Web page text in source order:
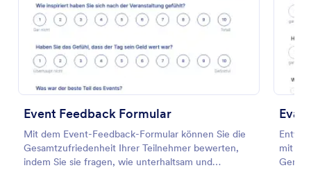
Event Feedback Formular
Mit dem Event-Feedback-Formular können Sie die
Gesamtzufriedenheit Ihrer Teilnehmer bewerten,
indem Sie sie fragen, wie unterhaltsam und
mit